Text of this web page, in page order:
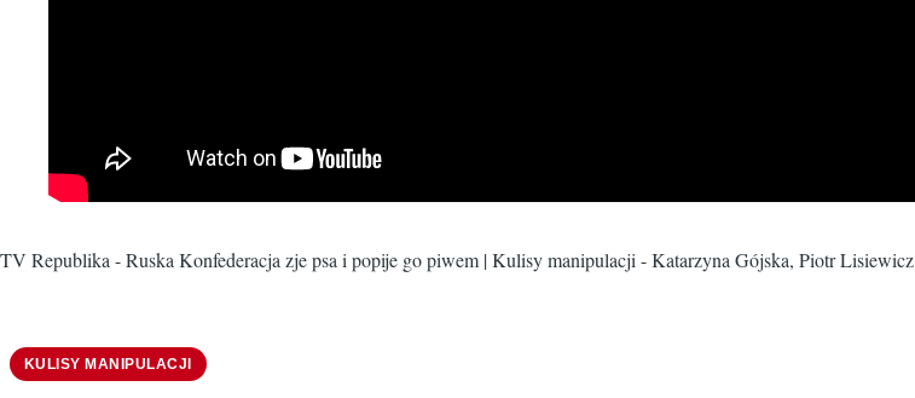
TV Republika - Ruska Konfederacja zje psa i popije go piwem | Kulisy manipulacji - Katarzyna Gójska, Piotr Lisiewicz
KULISY MANIPULACJI